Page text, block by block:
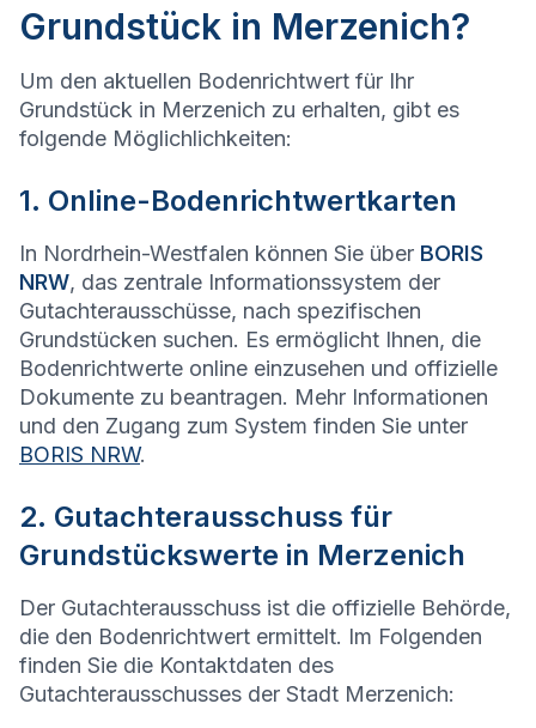
Grundstück in Merzenich?
Um den aktuellen Bodenrichtwert für Ihr
Grundstück in Merzenich zu erhalten, gibt es
folgende Möglichlichkeiten:
1. Online-Bodenrichtwertkarten
In Nordrhein-Westfalen können Sie über BORIS
NRW, das zentrale Informationssystem der
Gutachterausschüsse, nach spezifischen
Grundstücken suchen. Es ermöglicht Ihnen, die
Bodenrichtwerte online einzusehen und offizielle
Dokumente zu beantragen. Mehr Informationen
und den Zugang zum System finden Sie unter
BORIS NRW.
2. Gutachterausschuss für
Grundstückswerte in Merzenich
Der Gutachterausschuss ist die offizielle Behörde,
die den Bodenrichtwert ermittelt. Im Folgenden
finden Sie die Kontaktdaten des
Gutachterausschusses der Stadt Merzenich: